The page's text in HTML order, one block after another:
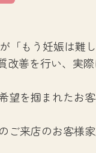
「もう妊娠は難
改善を行い、実
を掴まれたお
来店のお客様